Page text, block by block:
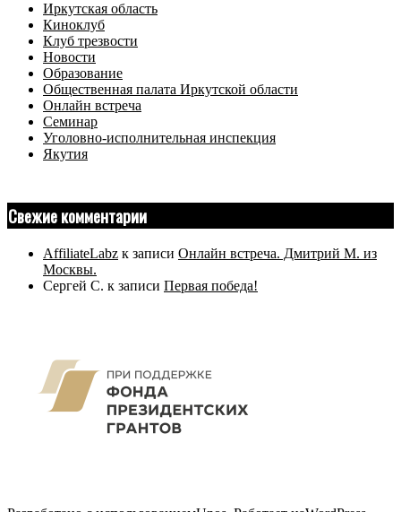
Иркутская область
Киноклуб
Клуб трезвости
Новости
Образование
Общественная палата Иркутской области
Онлайн встреча
Семинар
Уголовно-исполнительная инспекция
Якутия
Свежие комментарии
AffiliateLabz к записи Онлайн встреча. Дмитрий М. из
Москвы.
Сергей С. к записи Первая победа!